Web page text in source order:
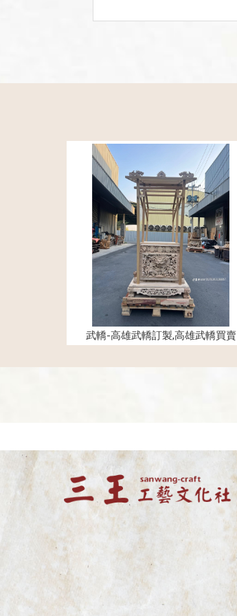
武轎-高雄武轎訂製,高雄武轎買賣